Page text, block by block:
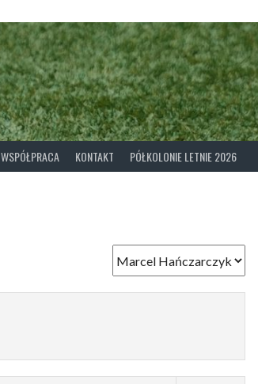
WSPÓŁPRACA KONTAKT PÓŁKOLONIE LETNIE 2026